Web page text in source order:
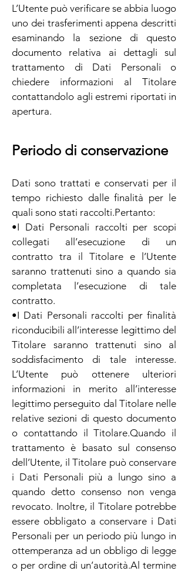
L’Utente può verificare se abbia luogo
uno dei trasferimenti appena descritti
esaminando la sezione di questo
documento relativa ai dettagli sul
trattamento di Dati Personali o
chiedere informazioni al Titolare
contattandolo agli estremi riportati in
apertura.
Periodo di conservazione
Dati sono trattati e conservati per il
tempo richiesto dalle finalità per le
quali sono stati raccolti.Pertanto:
•I Dati Personali raccolti per scopi
collegati all’esecuzione di un
contratto tra il Titolare e l’Utente
saranno trattenuti sino a quando sia
completata l’esecuzione di tale
contratto.
•I Dati Personali raccolti per finalità
riconducibili all’interesse legittimo del
Titolare saranno trattenuti sino al
soddisfacimento di tale interesse.
L’Utente può ottenere ulteriori
informazioni in merito all’interesse
legittimo perseguito dal Titolare nelle
relative sezioni di questo documento
o contattando il Titolare.Quando il
trattamento è basato sul consenso
dell’Utente, il Titolare può conservare
i Dati Personali più a lungo sino a
quando detto consenso non venga
revocato. Inoltre, il Titolare potrebbe
essere obbligato a conservare i Dati
Personali per un periodo più lungo in
ottemperanza ad un obbligo di legge
o per ordine di un’autorità.Al termine